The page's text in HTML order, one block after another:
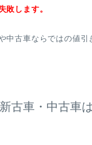
敗します。
中古車ならではの値
古車・中古車